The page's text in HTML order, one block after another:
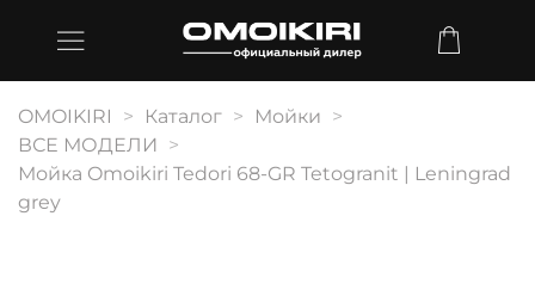
OMOIKIRI Каталог
Мойки
ВСЕ МОДЕЛИ
Мойка Omoikiri Tedori 68-GR Tetogranit | Leningrad
grey